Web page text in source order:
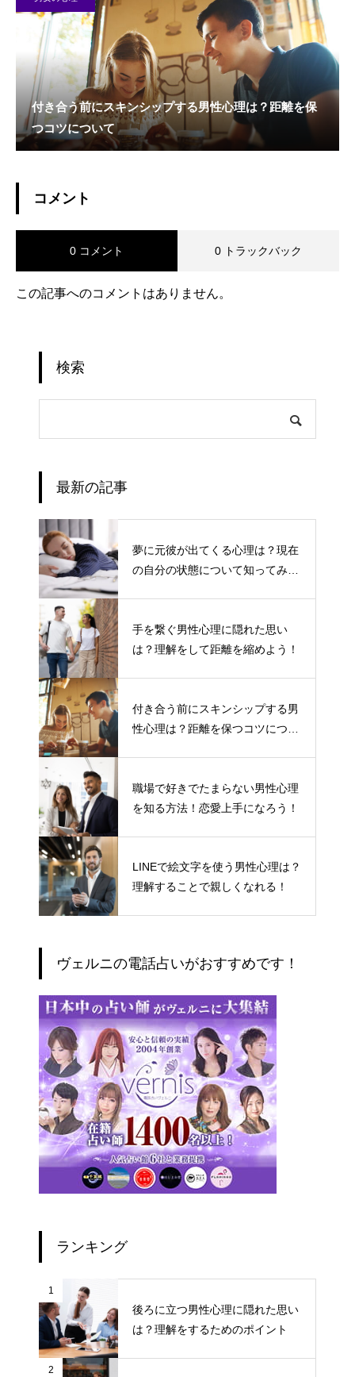
付き合う前にスキンシップする男性心理は？距離を保
つコツについて
コメント
0 コメント 0 トラックバック
この記事へのコメントはありません。
検索
最新の記事
夢に元彼が出てくる心理は？現在
の自分の状態について知ってみよ
手を繋ぐ男性心理に隠れた思い
は？理解をして距離を縮めよう！
付き合う前にスキンシップする男
性心理は？距離を保つコツについ
職場で好きでたまらない男性心理
を知る方法！恋愛上手になろう！
LINEで絵文字を使う男性心理は？
理解することで親しくなれる！
ヴェルニの電話占いがおすすめです！
ランキング
1
後ろに立つ男性心理に隠れた思い
は？理解をするためのポイント
2